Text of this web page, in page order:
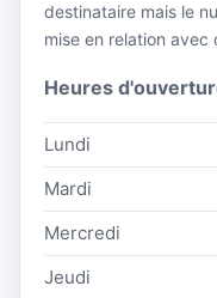
destinataire mais le
mise en relation avec
Heures
Lundi
Mardi
Mercredi
Jeudi